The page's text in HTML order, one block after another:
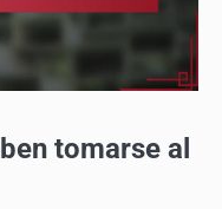
tomarse al